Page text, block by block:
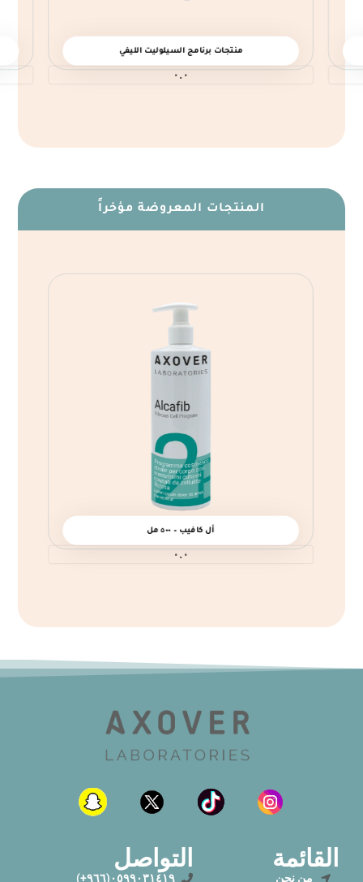
منتجات برنامج السيلوليت الليفي
٠.٠
المنتجات المعروضة مؤخراً
أل كافيب – ٥٠٠ مل
٠.٠
القائمة
من نحن
التواصل
٠٥٩٩٠٣١٤١٩(٩٦٦+)